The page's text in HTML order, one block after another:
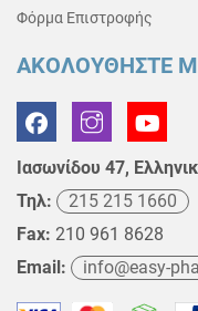
Φόρμα Επιστροφής
ΑΚΟΛΟΥΘΗΣΤΕ
Ιασωνίδου 47,
Τηλ:
215 215 1660
Fax: 210 961 8628
Email:
info@easy-